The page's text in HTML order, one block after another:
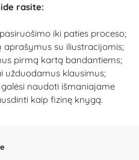
rasite:
iki paties proceso;
aprašymus su iliustracijomis;
pirmą kartą bandantiems;
užduodamus klausimus;
naudoti išmaniajame
kaip fizinę knygą.